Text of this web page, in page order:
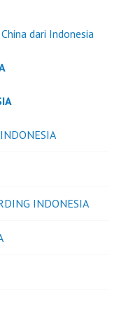
dari Indonesia
INDONESIA